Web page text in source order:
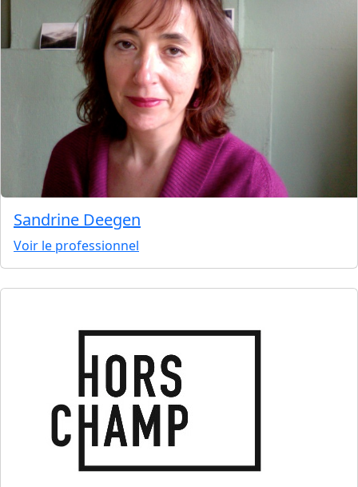
Sandrine Deegen
Voir le professionnel